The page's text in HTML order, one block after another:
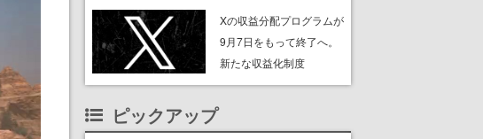
ンペーンなども発表
Xの収益分配プログラムが
9月7日をもって終了へ。
新たな収益化制度
「Original Content
ピックアップ